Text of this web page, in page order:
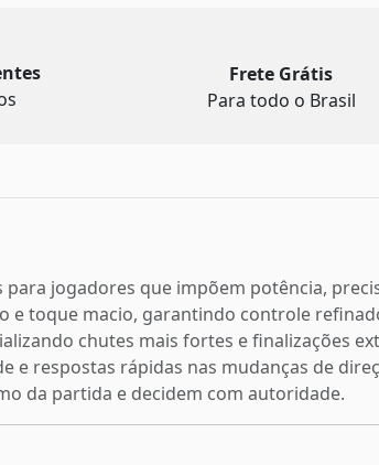
Frete Grátis
Para todo o Brasil
jogadores que impõem potência,
toque macio, garantindo controle
chutes mais fortes e finalizações
respostas rápidas nas mudanças de
da partida e decidem com autoridade.